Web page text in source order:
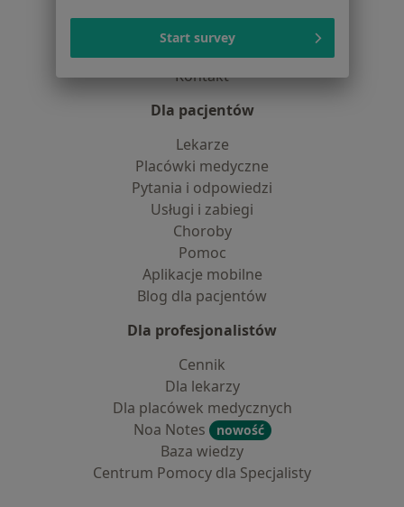
Partnerzy
Centrum prasowe
Kontakt
Dla pacjentów
Lekarze
Placówki medyczne
Pytania i odpowiedzi
Usługi i zabiegi
Choroby
Pomoc
Aplikacje mobilne
Blog dla pacjentów
Dla profesjonalistów
Cennik
Dla lekarzy
Dla placówek medycznych
Noa Notes
nowość
Baza wiedzy
Centrum Pomocy dla Specjalisty
Start survey